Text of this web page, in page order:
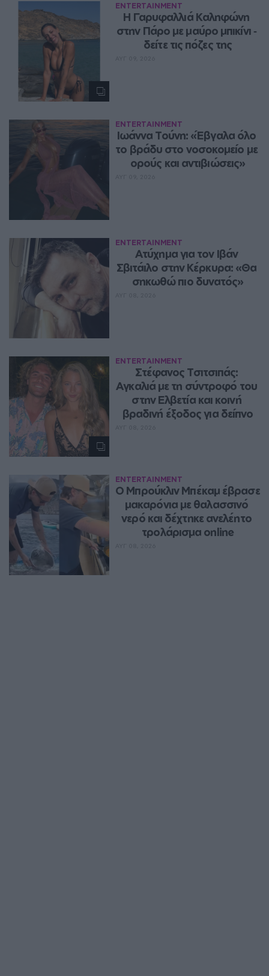
ENTERTAINMENT
Η Γαρυφαλλιά Καληφώνη
στην Πάρο με μαύρο μπικίνι ‑
δείτε τις πόζες της
ENTERTAINMENT
Ιωάννα Τούνη: «Έβγαλα όλο
το βράδυ στο νοσοκομείο με
ορούς και αντιβιώσεις»
ENTERTAINMENT
Ατύχημα για τον Ιβάν
Σβιτάιλο στην Κέρκυρα: «Θα
σηκωθώ πιο δυνατός»
ENTERTAINMENT
Στέφανος Τσιτσιπάς:
Αγκαλιά με τη σύντροφό του
στην Ελβετία και κοινή
βραδινή έξοδος για δείπνο
ENTERTAINMENT
Ο Μπρούκλιν Μπέκαμ έβρασε
μακαρόνια με θαλασσινό
νερό και δέχτηκε ανελέητο
τρολάρισμα online